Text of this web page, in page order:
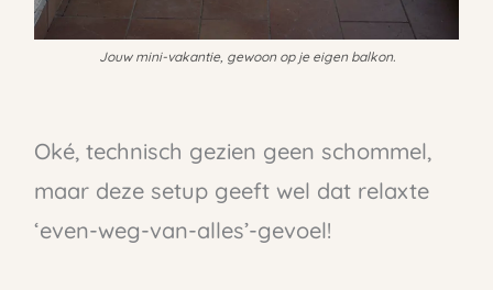
Jouw mini-vakantie, gewoon op je eigen balkon.
Oké, technisch gezien geen schommel,
maar deze setup geeft wel dat relaxte
‘even-weg-van-alles’-gevoel!